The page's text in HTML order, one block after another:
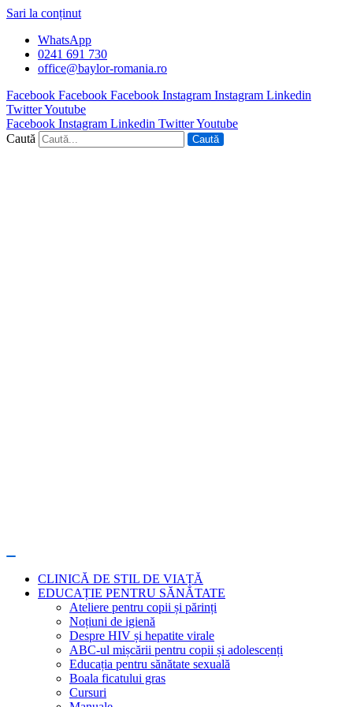
Sari la conținut
WhatsApp
0241 691 730
office@baylor-romania.ro
Facebook Facebook Facebook Instagram Instagram Linkedin
TwitterYoutube
Facebook Instagram Linkedin TwitterYoutube
Caută
Caută
CLINICĂ DE STIL DE VIAȚĂ
EDUCAȚIE PENTRU SĂNĂTATE
Ateliere pentru copii și părinți
Noțiuni de igienă
Despre HIV și hepatite virale
ABC-ul mișcării pentru copii și adolescenți
Educația pentru sănătate sexuală
Boala ficatului gras
Cursuri